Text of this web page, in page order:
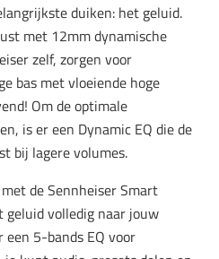
duiken: het geluid.
met 12mm dynamische
zelf, zorgen voor
bas met vloeiende hoge
Om de optimale
is er een Dynamic EQ die de
bij lagere volumes.
de Sennheiser Smart
geluid volledig naar jouw
5-bands EQ voor